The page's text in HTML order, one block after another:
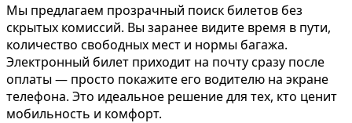
Мы предлагаем прозрачный поиск билетов без
скрытых комиссий. Вы заранее видите время в пути,
количество свободных мест и нормы багажа.
Электронный билет приходит на почту сразу после
оплаты — просто покажите его водителю на экране
телефона. Это идеальное решение для тех, кто ценит
мобильность и комфорт.